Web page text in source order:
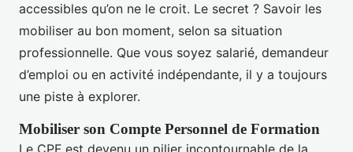
accessibles qu’on ne le croit. Le secret ? Savoir les
mobiliser au bon moment, selon sa situation
professionnelle. Que vous soyez salarié, demandeur
d’emploi ou en activité indépendante, il y a toujours
une piste à explorer.
Mobiliser son Compte Personnel de Formation